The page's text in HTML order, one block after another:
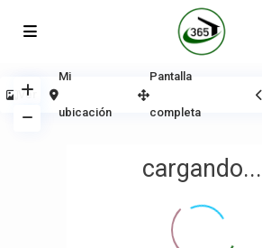
cargando...
Ver
Mi
ubicación
Pantalla
completa